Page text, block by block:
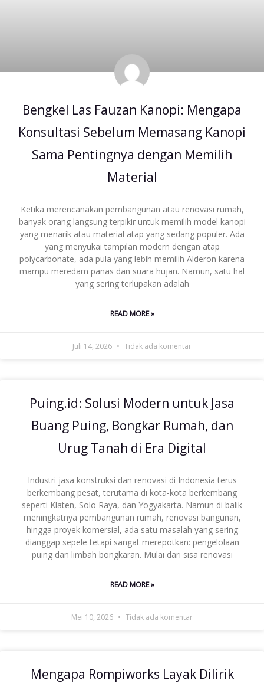
Bengkel Las Fauzan Kanopi: Mengapa
Konsultasi Sebelum Memasang Kanopi
Sama Pentingnya dengan Memilih
Material
Ketika merencanakan pembangunan atau renovasi rumah,
banyak orang langsung terpikir untuk memilih model kanopi
yang menarik atau material atap yang sedang populer. Ada
yang menyukai tampilan modern dengan atap
polycarbonate, ada pula yang lebih memilih Alderon karena
mampu meredam panas dan suara hujan. Namun, satu hal
yang sering terlupakan adalah
READ MORE »
Juli 14, 2026 Tidak ada komentar
Puing.id: Solusi Modern untuk Jasa
Buang Puing, Bongkar Rumah, dan
Urug Tanah di Era Digital
Industri jasa konstruksi dan renovasi di Indonesia terus
berkembang pesat, terutama di kota-kota berkembang
seperti Klaten, Solo Raya, dan Yogyakarta. Namun di balik
meningkatnya pembangunan rumah, renovasi bangunan,
hingga proyek komersial, ada satu masalah yang sering
dianggap sepele tetapi sangat merepotkan: pengelolaan
puing dan limbah bongkaran. Mulai dari sisa renovasi
READ MORE »
Mei 10, 2026 Tidak ada komentar
Mengapa Rompiworks Layak Dilirik